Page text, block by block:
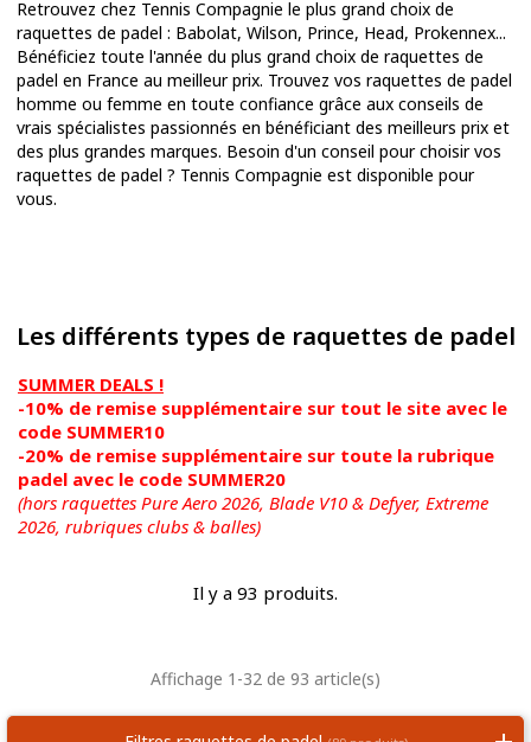
Retrouvez chez Tennis Compagnie le plus grand choix de
raquettes de padel : Babolat, Wilson, Prince, Head, Prokennex...
Bénéficiez toute l'année du plus grand choix de raquettes de
padel en France au meilleur prix. Trouvez vos raquettes de padel
homme ou femme en toute confiance grâce aux conseils de
vrais spécialistes passionnés en bénéficiant des meilleurs prix et
des plus grandes marques. Besoin d'un conseil pour choisir vos
raquettes de padel ? Tennis Compagnie est disponible pour
vous.
Les différents types de raquettes de padel
SUMMER DEALS !
-10% de remise supplémentaire sur tout le site avec le
code SUMMER10
-20% de remise supplémentaire sur toute la rubrique
padel avec le code SUMMER20
(hors raquettes Pure Aero 2026, Blade V10 & Defyer, Extreme
2026, rubriques clubs & balles)
Il y a 93 produits.
Affichage 1-32 de 93 article(s)